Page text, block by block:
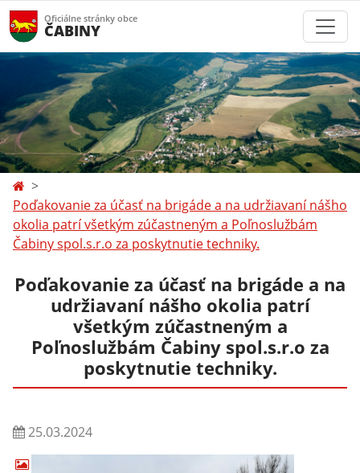
Oficiálne stránky obce
ČABINY
Poďakovanie za účasť na brigáde a na udržiavaní nášho
okolia patrí všetkým zúčastneným a Poľnoslužbám
Čabiny spol.s.r.o za poskytnutie techniky.
Poďakovanie za účasť na brigáde a na
udržiavaní nášho okolia patrí
všetkým zúčastneným a
Poľnoslužbám Čabiny spol.s.r.o za
poskytnutie techniky.
25.03.2024